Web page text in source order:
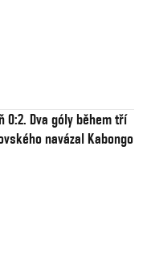
0:2. Dva góly během tří
navázal Kabongo